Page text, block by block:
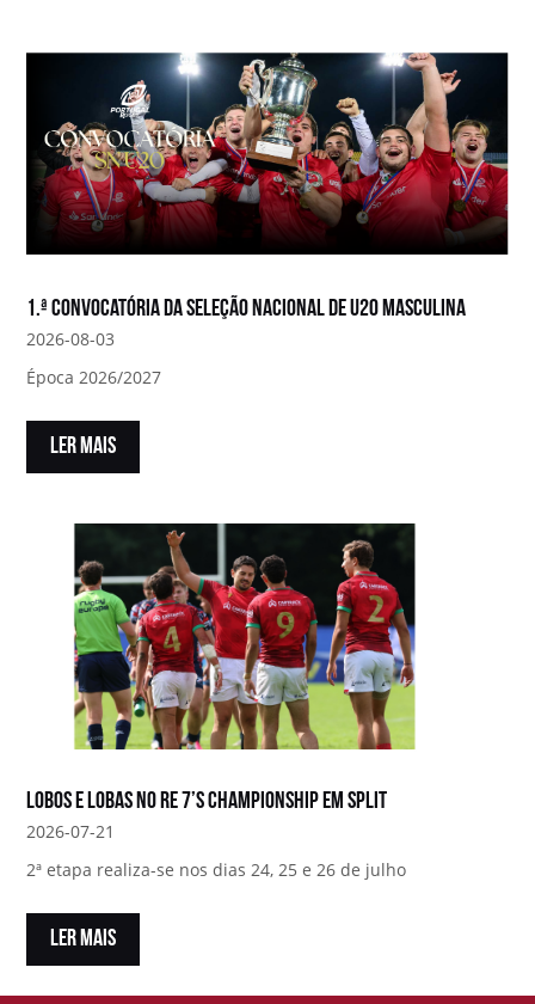
1.ª convocatória da Seleção Nacional de U20 Masculina
2026-08-03
Época 2026/2027
LER MAIS
Lobos e Lobas no RE 7’s Championship em Split
2026-07-21
2ª etapa realiza-se nos dias 24, 25 e 26 de julho
LER MAIS